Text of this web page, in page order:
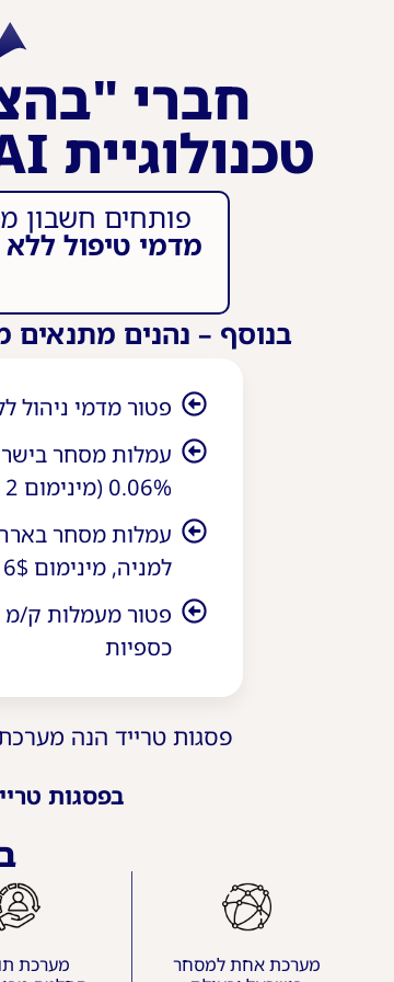
חברי
טכנולוגיית AI ונהנים מהטבות בלעדיות
פותחים חשבון
מדמי טיפול
בנוסף – נהנים
פטור מדמי ניהול
עמלות מסחר
0.06% (מינימום 2 ₪ לעסקה)
עמלות מסחר
למניה, מינימום 6$
פטור מעמלות ק/מ
כספיות
פסגות טרייד הנה
בפסגות
מערכת אחת למסחר
מערכת